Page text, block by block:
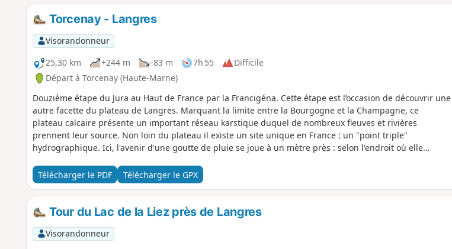
Torcenay - Langres
Visorandonneur
25,30 km
+244 m -83 m 7h 55
Difficile
Départ à Torcenay (Haute-Marne)
Douzième étape du Jura au Haut de France par la Francigéna. Cette étape est l’occasion de découvrir une
autre facette du plateau de Langres. Marquant la limite entre la Bourgogne et la Champagne, ce
plateau calcaire présente un important réseau karstique duquel de nombreux fleuves et rivières
prennent leur source. Non loin du plateau il existe un site unique en France : un "point triple"
hydrographique. Ici, l'avenir d'une goutte de pluie se joue à un mètre près : selon l'endroit où elle
termine à Langres, une cité possède un patrimoine protégé qui témoigne des différentes périodes de
l’Histoire.
Télécharger le PDF Télécharger le GPX
Tour du Lac de la Liez près de Langres
Visorandonneur